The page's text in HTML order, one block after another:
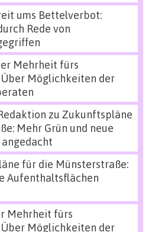
ums Bettelverbot:
Rede von
Mehrheit fürs
Möglichkeiten der
zu Zukunftspläne
Mehr Grün und neue
für die Münsterstraße:
Aufenthaltsflächen
Mehrheit fürs
Möglichkeiten der